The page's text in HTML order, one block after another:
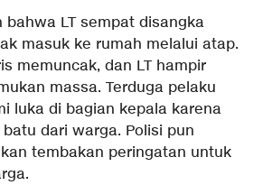
bahwa LT sempat disangka
masuk ke rumah melalui atap.
memuncak, dan LT hampir
massa. Terduga pelaku
luka di bagian kepala karena
dari warga. Polisi pun
tembakan peringatan untuk